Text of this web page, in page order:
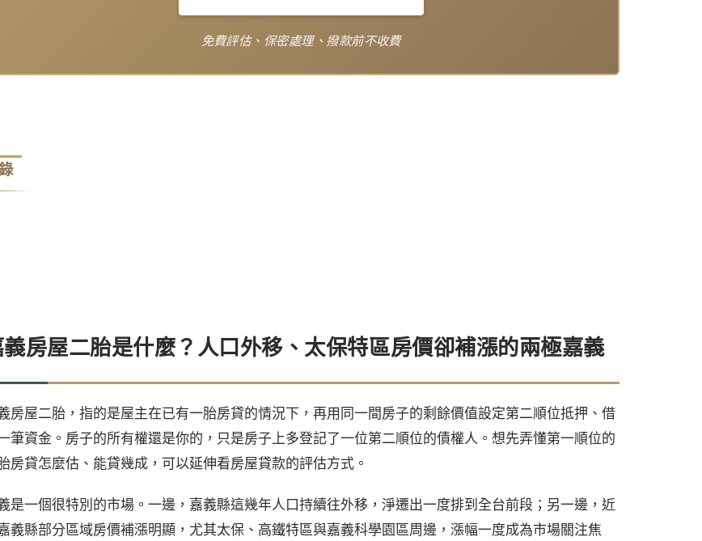
免費評估、保密處理、撥款前不收費
義房屋二胎是什麼？人口外移、太保特區房價卻補漲的兩極嘉義
房屋二胎，指的是屋主在已有一胎房貸的情況下，再用同一間房子的剩餘價值設定第二順位抵押、借
筆資金。房子的所有權還是你的，只是房子上多登記了一位第二順位的債權人。想先弄懂第一順位的
房貸怎麼估、能貸幾成，可以延伸看房屋貸款的評估方式。
是一個很特別的市場。一邊，嘉義縣這幾年人口持續往外移，淨遷出一度排到全台前段；另一邊，近
義縣部分區域房價補漲明顯，尤其太保、高鐵特區與嘉義科學園區周邊，漲幅一度成為市場關注焦